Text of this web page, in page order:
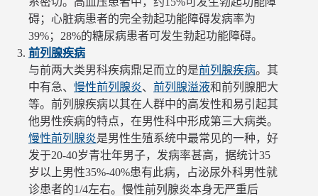
碍；心脏病患者的完全勃起功能障碍发病率为
39%；28%的糖尿病患者可发生勃起功能障碍。
前列腺疾病
与前两大类男科疾病鼎足而立的是前列腺疾病。其
中有急、 慢性前列腺炎、 前列腺溢液和前列腺肥大
等。前列腺疾病以其在人群中的高发性和易引起其
他男性疾病的特点，在男性科中形成第三大病类。
慢性前列腺炎是男性生殖系统中最常见的一种，好
发于20-40岁青壮年男子，发病率甚高，据统计35
岁以上男性35%-40%患有此病，占泌尿外科男性就
诊患者的1/4左右。慢性前列腺炎本身无严重后